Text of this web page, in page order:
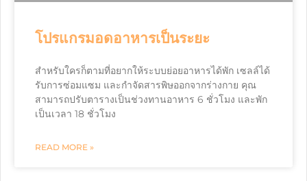
โปรแกรมอดอาหารเป็นระยะ
สำหรับใครก็ตามที่อยากให้ระบบย่อยอาหารได้พัก เซลล์ได้
รับการซ่อมแซม และกำจัดสารพิษออกจากร่างกาย คุณ
สามารถปรับตารางเป็นช่วงทานอาหาร 6 ชั่วโมง และพัก
เป็นเวลา 18 ชั่วโมง
READ MORE »